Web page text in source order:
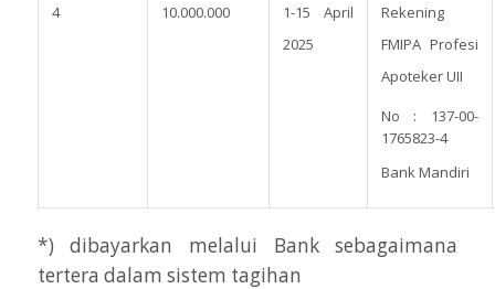
4 10.000.000
1-15 April
2025
Rekening
FMIPA Profesi
Apoteker UII
No : 137-00-
1765823-4
Bank Mandiri
*) dibayarkan melalui Bank sebagaimana
tertera dalam sistem tagihan